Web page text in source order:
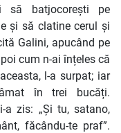
să batjocorești pe
și să clatine cerul și
Galini, apucând pe
cum n-ai înțeles că
l-a surpat; iar
în trei bucăți.
a zis: „Și tu, satano,
făcându-te praf”.